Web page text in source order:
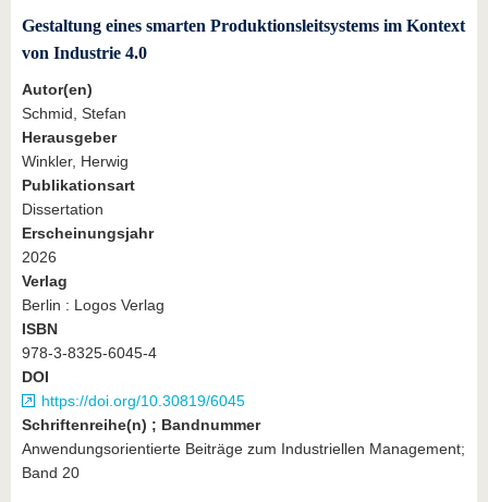
Gestaltung eines smarten Produktionsleitsystems im Kontext
von Industrie 4.0
Autor(en)
Schmid, Stefan
Herausgeber
Winkler, Herwig
Publikationsart
Dissertation
Erscheinungsjahr
2026
Verlag
Berlin : Logos Verlag
ISBN
978-3-8325-6045-4
DOI
https://doi.org/10.30819/6045
Schriftenreihe(n) ; Bandnummer
Anwendungsorientierte Beiträge zum Industriellen Management;
Band 20